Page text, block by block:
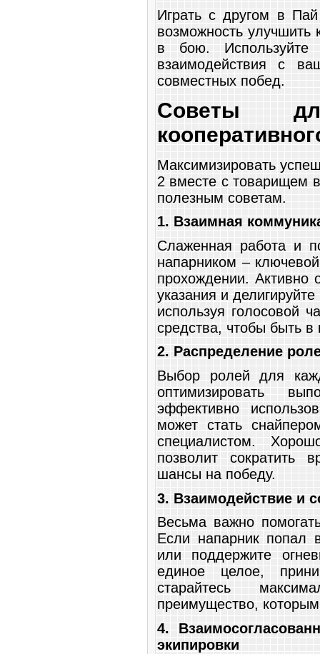
Играть с другом в
возможность улучшить
в бою.
взаимодействия с
совместных побед.
Советы
Максимизировать
2 вместе с товарищем
полезным советам.
1. Взаимная
Слаженная работа и
напарником –
прохождении. Активно
указания и
используя голосовой
средства, чтобы быть в
2. Распределение
Выбор ролей для
оптимизировать
эффективно
может стать
специалистом.
позволит сократить
шансы на победу.
3. Взаимодействие и
Весьма важно
Если напарник попал
или поддержите
единое целое,
старайтесь
преимущество,
4.
экипировки